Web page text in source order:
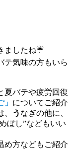
ましたね☔
テ気味の方もいら
夏バテや疲労回復
についてご紹介
う なぎの他に、
ぼし”などもいい
め方などもご紹介